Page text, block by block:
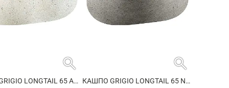
search
КАШПО GRIGIO LONGTAIL 65 ANTIQUE WHITE
search
КАШПО GRIGIO LONGTAIL 65 NATURAL CONCRETE